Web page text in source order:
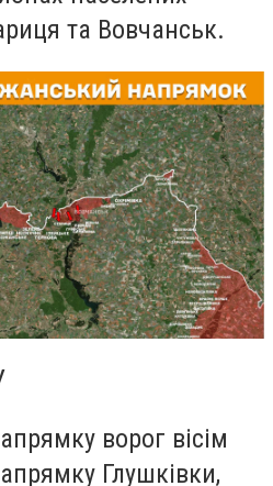
та Вовчанськ.
ворог вісім
Глушківки,